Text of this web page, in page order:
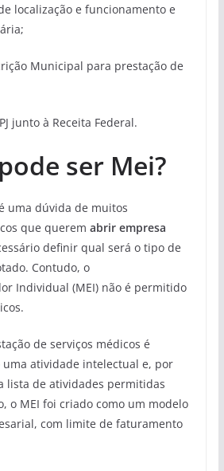
localização e funcionamento e
Municipal para prestação de
junto à Receita Federal.
ser Mei?
uma dúvida de muitos
que querem abrir empresa
definir qual será o tipo de
Contudo, o
Individual (MEI) não é permitido
de serviços médicos é
uma atividade intelectual e, por
lista de atividades permitidas
o MEI foi criado como um modelo
com limite de faturamento